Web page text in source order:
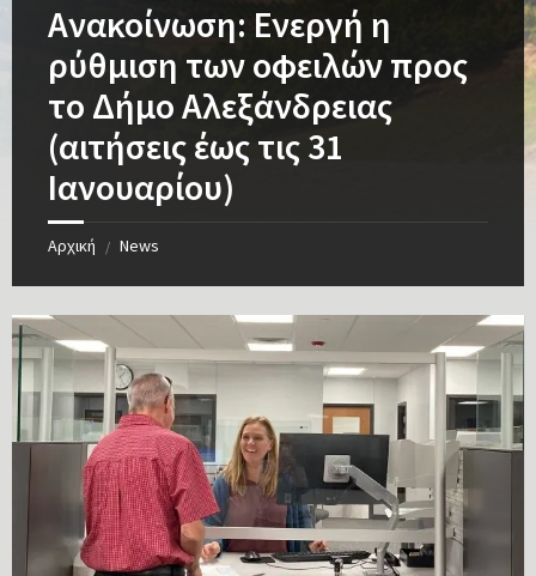
Ανακοίνωση: Ενεργή η
ρύθμιση των οφειλών προς
το Δήμο Αλεξάνδρειας
(αιτήσεις έως τις 31
Ιανουαρίου)
Αρχική / News